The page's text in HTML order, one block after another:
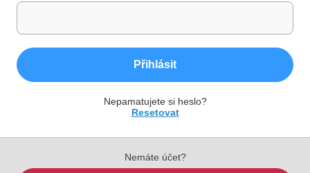
Přihlásit
Nepamatujete si heslo?
Resetovat
Nemáte účet?